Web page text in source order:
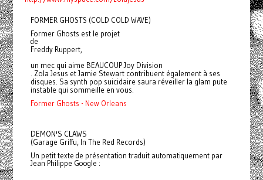
FORMER GHOSTS (COLD COLD WAVE)
Former Ghosts est le projet
de
Freddy Ruppert,
un mec qui aime BEAUCOUP Joy Division
. Zola Jesus et Jamie Stewart contribuent également à ses
disques. Sa synth pop suicidaire saura réveiller la glam pute
instable qui sommeille en vous.
Former Ghosts - New Orleans
DEMON'S CLAWS
(Garage Griffu, In The Red Records)
Un petit texte de présentation traduit automatiquement par
Jean Philippe Google :